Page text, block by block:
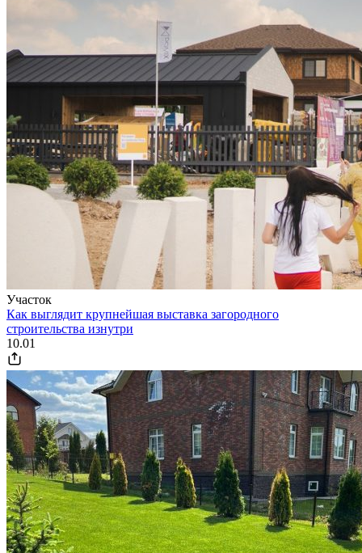
Участок
Как выглядит крупнейшая выставка загородного
строительства изнутри
10.01